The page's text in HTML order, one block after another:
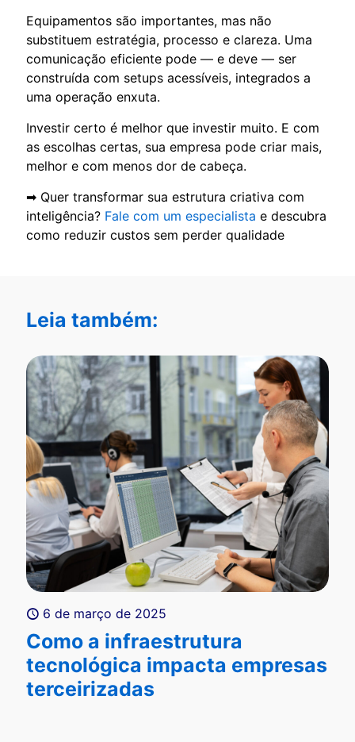
Equipamentos são importantes, mas não
substituem estratégia, processo e clareza. Uma
comunicação eficiente pode — e deve — ser
construída com setups acessíveis, integrados a
uma operação enxuta.
Investir certo é melhor que investir muito. E com
as escolhas certas, sua empresa pode criar mais,
melhor e com menos dor de cabeça.
➡ Quer transformar sua estrutura criativa com
inteligência? Fale com um especialista e descubra
como reduzir custos sem perder qualidade
Leia também:
6 de março de 2025
Como a infraestrutura
tecnológica impacta empresas
terceirizadas